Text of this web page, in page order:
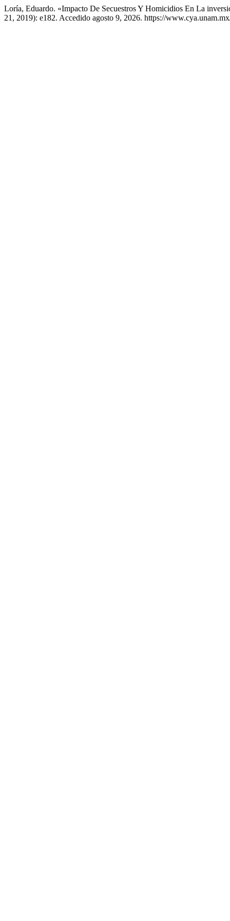
Loría, Eduardo. «Impacto De Secuestros Y Homicidios En La
21, 2019): e182. Accedido agosto 9, 2026. https://